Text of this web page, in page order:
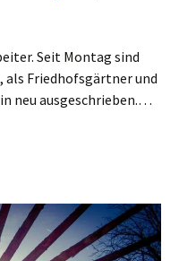
Seit Montag sind
Friedhofsgärtner und
neu ausgeschrieben.…